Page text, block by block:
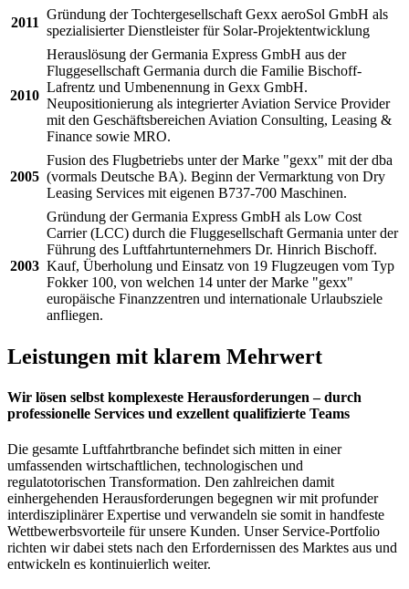
2011
Gründung der Tochtergesellschaft Gexx aeroSol GmbH als
spezialisierter Dienstleister für Solar-Projektentwicklung
2010
Herauslösung der Germania Express GmbH aus der
Fluggesellschaft Germania durch die Familie Bischoff-
Lafrentz und Umbenennung in Gexx GmbH.
Neupositionierung als integrierter Aviation Service Provider
mit den Geschäftsbereichen Aviation Consulting, Leasing &
Finance sowie MRO.
2005
Fusion des Flugbetriebs unter der Marke "gexx" mit der dba
(vormals Deutsche BA). Beginn der Vermarktung von Dry
Leasing Services mit eigenen B737-700 Maschinen.
2003
Gründung der Germania Express GmbH als Low Cost
Carrier (LCC) durch die Fluggesellschaft Germania unter der
Führung des Luftfahrtunternehmers Dr. Hinrich Bischoff.
Kauf, Überholung und Einsatz von 19 Flugzeugen vom Typ
Fokker 100, von welchen 14 unter der Marke "gexx"
europäische Finanzzentren und internationale Urlaubsziele
anfliegen.
Leistungen mit klarem Mehrwert
Wir lösen selbst komplexeste Herausforderungen – durch
professionelle Services und exzellent qualifizierte Teams
Die gesamte Luftfahrtbranche befindet sich mitten in einer
umfassenden wirtschaftlichen, technologischen und
regulatotorischen Transformation. Den zahlreichen damit
einhergehenden Herausforderungen begegnen wir mit profunder
interdisziplinärer Expertise und verwandeln sie somit in handfeste
Wettbewerbsvorteile für unsere Kunden. Unser Service-Portfolio
richten wir dabei stets nach den Erfordernissen des Marktes aus und
entwickeln es kontinuierlich weiter.